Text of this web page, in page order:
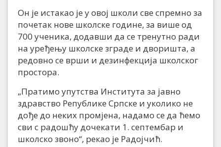
Он је истакао је у овој школи све спремно за
почетак нове школске године, за више од
700 ученика, додавши да се тренутно ради
на уређењу школске зграде и дворишта, а
редовно се врши и дезинфекција школског
простора.
„Пратимо упутства Института за јавно
здравство Републике Српске и уколико не
дође до неких промјена, надамо се да ћемо
сви с радошћу дочекати 1. септембар и
школско звоно“, рекао је Радојчић.